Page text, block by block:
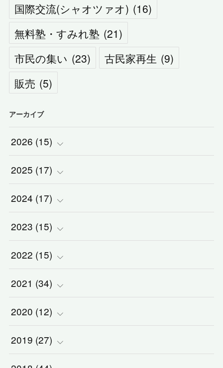
国際交流(シャオツァオ) (16)
無料塾・すみれ塾 (21)
市民の集い (23) 古民家再生 (9)
販売 (5)
アーカイブ
2026 (15)
(1)
(1)
(3)
(3)
(5)
(2)
2025 (17)
(2)
(1)
(1)
(2)
(3)
(5)
2024 (17)
(2)
(5)
(1)
(5)
(2)
2023 (15)
(3)
(1)
(1)
(2)
2022 (15)
(2)
(2)
(1)
2021 (34)
(2)
(1)
2020 (12)
(1)
2019 (27)